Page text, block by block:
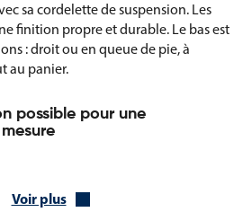
sa cordelette de suspension. Les
finition propre et durable. Le bas est
: droit ou en queue de pie, à
au panier.
possible pour une
spécifiques :
Voir plus